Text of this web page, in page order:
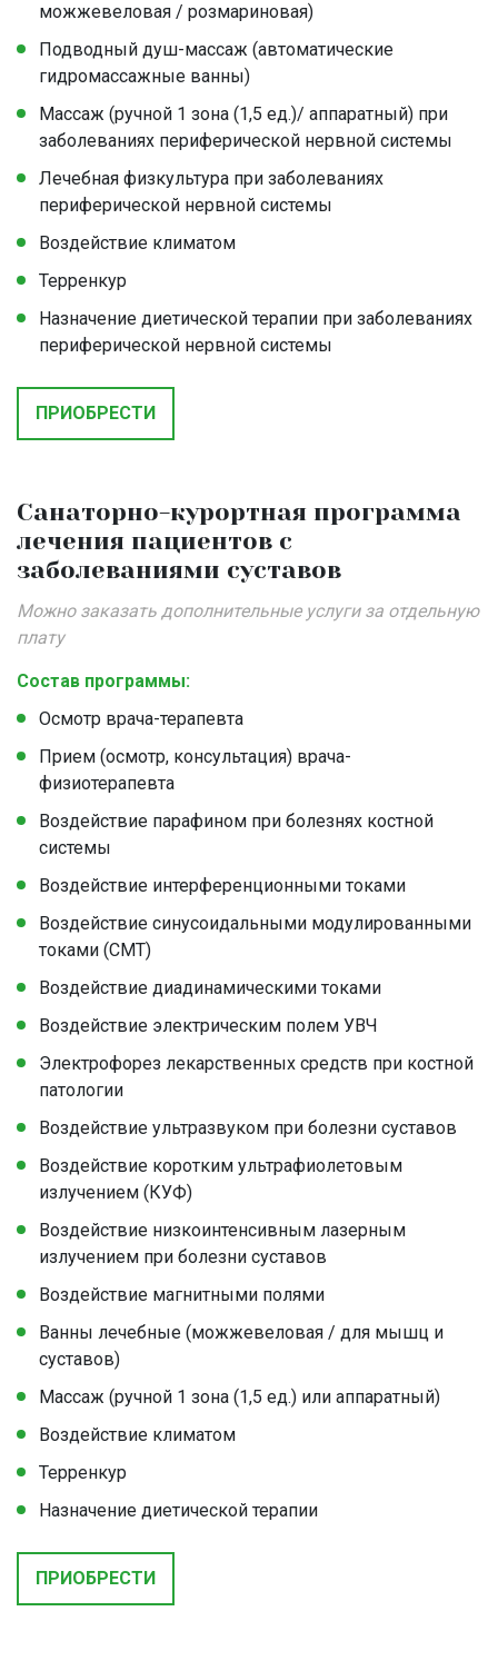
можжевеловая / розмариновая)
Подводный душ-массаж (автоматические
гидромассажные ванны)
Массаж (ручной 1 зона (1,5 ед.)/ аппаратный) при
заболеваниях периферической нервной системы
Лечебная физкультура при заболеваниях
периферической нервной системы
Воздействие климатом
Терренкур
Назначение диетической терапии при заболеваниях
периферической нервной системы
ПРИОБРЕСТИ
Санаторно-курортная программа
лечения пациентов с
заболеваниями суставов
Можно заказать дополнительные услуги за отдельную
плату
Состав программы:
Осмотр врача-терапевта
Прием (осмотр, консультация) врача-
физиотерапевта
Воздействие парафином при болезнях костной
системы
Воздействие интерференционными токами
Воздействие синусоидальными модулированными
токами (СМТ)
Воздействие диадинамическими токами
Воздействие электрическим полем УВЧ
Электрофорез лекарственных средств при костной
патологии
Воздействие ультразвуком при болезни суставов
Воздействие коротким ультрафиолетовым
излучением (КУФ)
Воздействие низкоинтенсивным лазерным
излучением при болезни суставов
Воздействие магнитными полями
Ванны лечебные (можжевеловая / для мышц и
суставов)
Массаж (ручной 1 зона (1,5 ед.) или аппаратный)
Воздействие климатом
Терренкур
Назначение диетической терапии
ПРИОБРЕСТИ